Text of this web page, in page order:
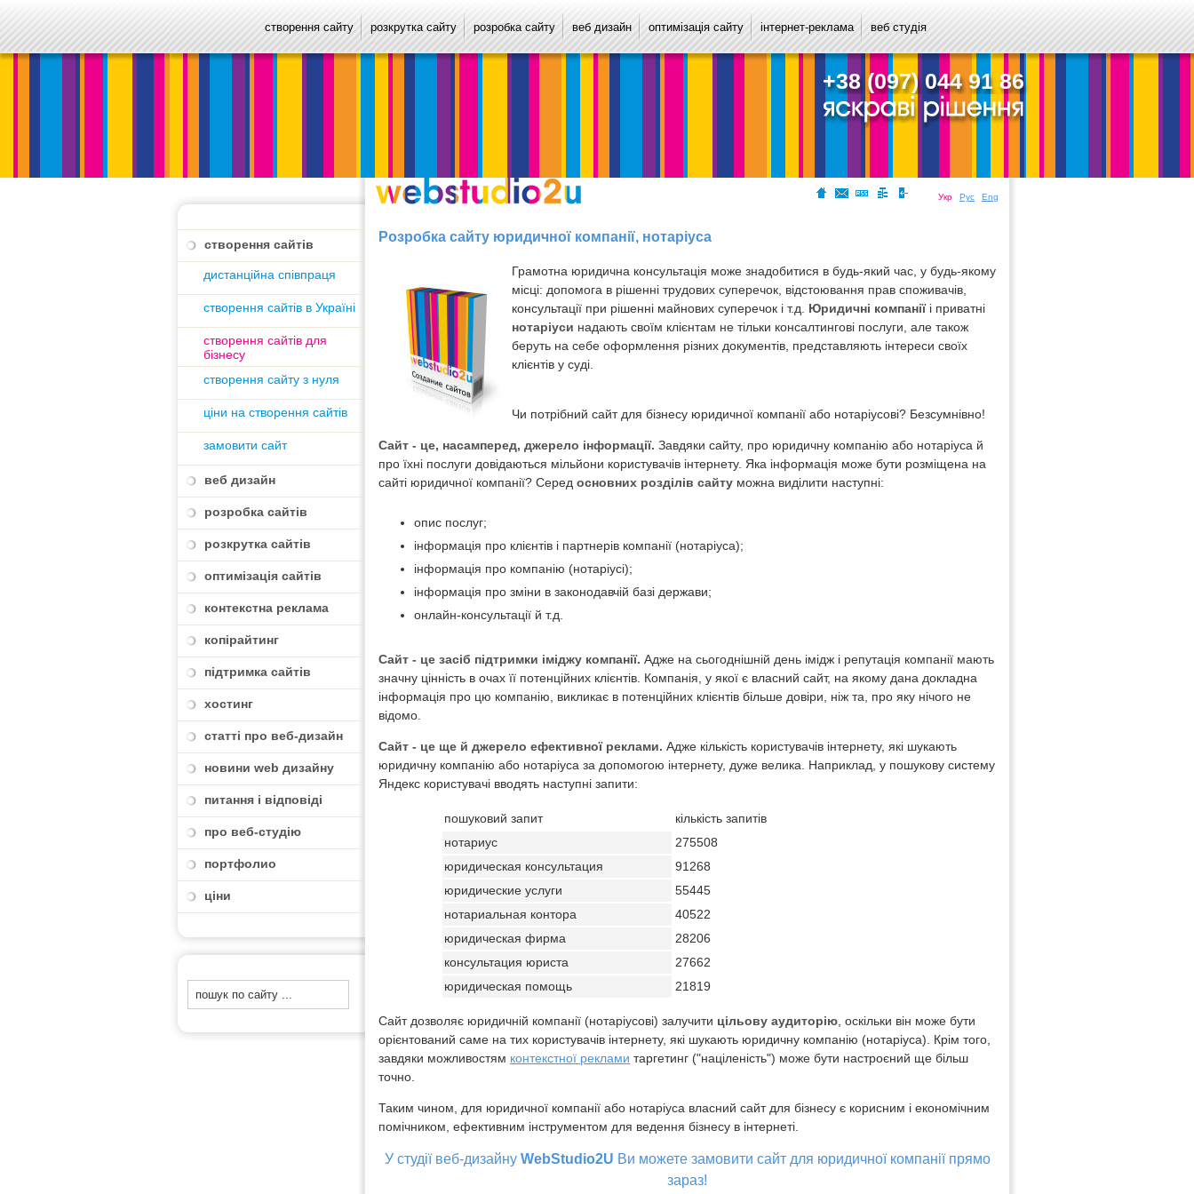
створення сайту розкрутка сайту розробка сайту веб дизайн оптимізація сайту інтернет-реклама веб студія
+38 (097) 044 91 86
створення сайтів
дистанційна співпраця
створення сайтів в Україні
створення сайтів для
бізнесу
створення сайту з нуля
ціни на створення сайтів
замовити сайт
веб дизайн
розробка сайтів
розкрутка сайтів
оптимізація сайтів
контекстна реклама
копірайтинг
підтримка сайтів
хостинг
статті про веб-дизайн
новини web дизайну
питання і відповіді
про веб-студію
портфолио
ціни
Укр Рус Eng
Розробка сайту юридичної компанії, нотаріуса
Грамотна юридична консультація може знадобитися в будь-який час, у будь-якому
місці: допомога в рішенні трудових суперечок, відстоювання прав споживачів,
консультації при рішенні майнових суперечок і т.д. Юридичні компаніїі приватні
нотаріуси надають своїм клієнтам не тільки консалтингові послуги, але також
беруть на себе оформлення різних документів, представляють інтереси своїх
клієнтів у суді.
Чи потрібний сайт для бізнесу юридичної компанії або нотаріусові? Безсумнівно!
Сайт - це, насамперед, джерело інформації. Завдяки сайту, про юридичну компанію або нотаріуса й
про їхні послуги довідаються мільйони користувачів інтернету. Яка інформація може бути розміщена на
сайті юридичної компанії? Серед основних розділів сайту можна виділити наступні:
опис послуг;
інформація про клієнтів і партнерів компанії (нотаріуса);
інформація про компанію (нотаріусі);
інформація про зміни в законодавчій базі держави;
онлайн-консультації й т.д.
Сайт - це засіб підтримки іміджу компанії. Адже на сьогоднішній день імідж і репутація компанії мають
значну цінність в очах її потенційних клієнтів. Компанія, у якої є власний сайт, на якому дана докладна
інформація про цю компанію, викликає в потенційних клієнтів більше довіри, ніж та, про яку нічого не
відомо.
Сайт - це ще й джерело ефективної реклами. Адже кількість користувачів інтернету, які шукають
юридичну компанію або нотаріуса за допомогою інтернету, дуже велика. Наприклад, у пошукову систему
Яндекс користувачі вводять наступні запити:
пошуковий запит
кількість запитів
нотариус
275508
юридическая консультация
91268
юридические услуги
55445
нотариальная контора
40522
юридическая фирма
28206
консультация юриста
27662
юридическая помощь
21819
Сайт дозволяє юридичній компанії (нотаріусові) залучити цільову аудиторію , оскільки він може бути
орієнтований саме на тих користувачів інтернету, які шукають юридичну компанію (нотаріуса). Крім того,
завдяки можливостям контекстної реклами таргетинг ("націленість") може бути настроєний ще більш
точно.
Таким чином, для юридичної компанії або нотаріуса власний сайт для бізнесу є корисним і економічним
помічником, ефективним інструментом для ведення бізнесу в інтернеті.
У студії веб-дизайну WebStudio2U Ви можете замовити сайт для юридичної компанії прямо
зараз!